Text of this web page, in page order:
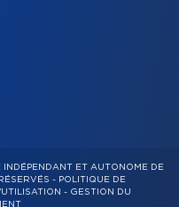
ET AUTONOME DE
- POLITIQUE DE
- GESTION DU